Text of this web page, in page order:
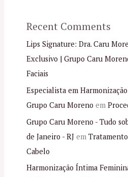
Recent Comments
Lips Signature: Dra. Caru
Exclusivo | Grupo Caru
Faciais
Especialista em
Grupo Caru Moreno em
Grupo Caru Moreno - Tudo
de Janeiro - RJem
Cabelo
Harmonização Íntima